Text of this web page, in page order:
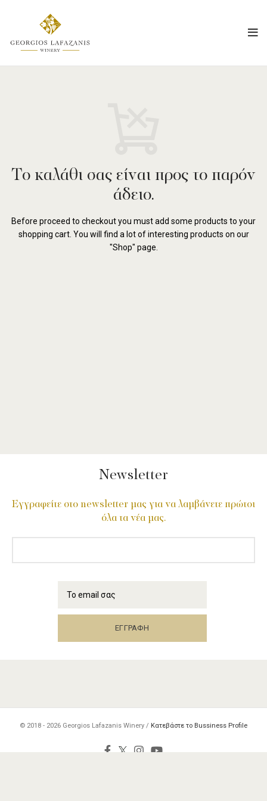
Το καλάθι σας είναι προς το παρόν
άδειο.
Before proceed to checkout you must add some products to your
shopping cart. You will find a lot of interesting products on our
"Shop" page.
Newsletter
Εγγραφείτε στο newsletter μας για να λαμβάνετε πρώτοι
όλα τα νέα μας.
© 2018 - 2026 Georgios Lafazanis Winery / Κατεβάστε το Bussiness Profile